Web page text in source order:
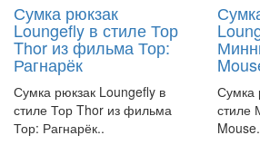
Сумка рюкзак
Loungefly в стиле Тор
Thor из фильма Тор:
Рагнарёк
Сумка рюкзак Loungefly в
стиле Тор Thor из фильма
Тор: Рагнарёк..
Сумка
стиле